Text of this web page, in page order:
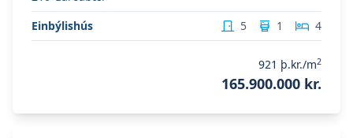
Einbýlishús 5 1 4
921 þ.kr./m2
165.900.000 kr.